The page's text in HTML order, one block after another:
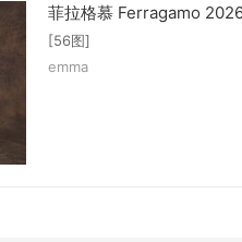
菲拉格慕 Ferragamo
[56图]
emma